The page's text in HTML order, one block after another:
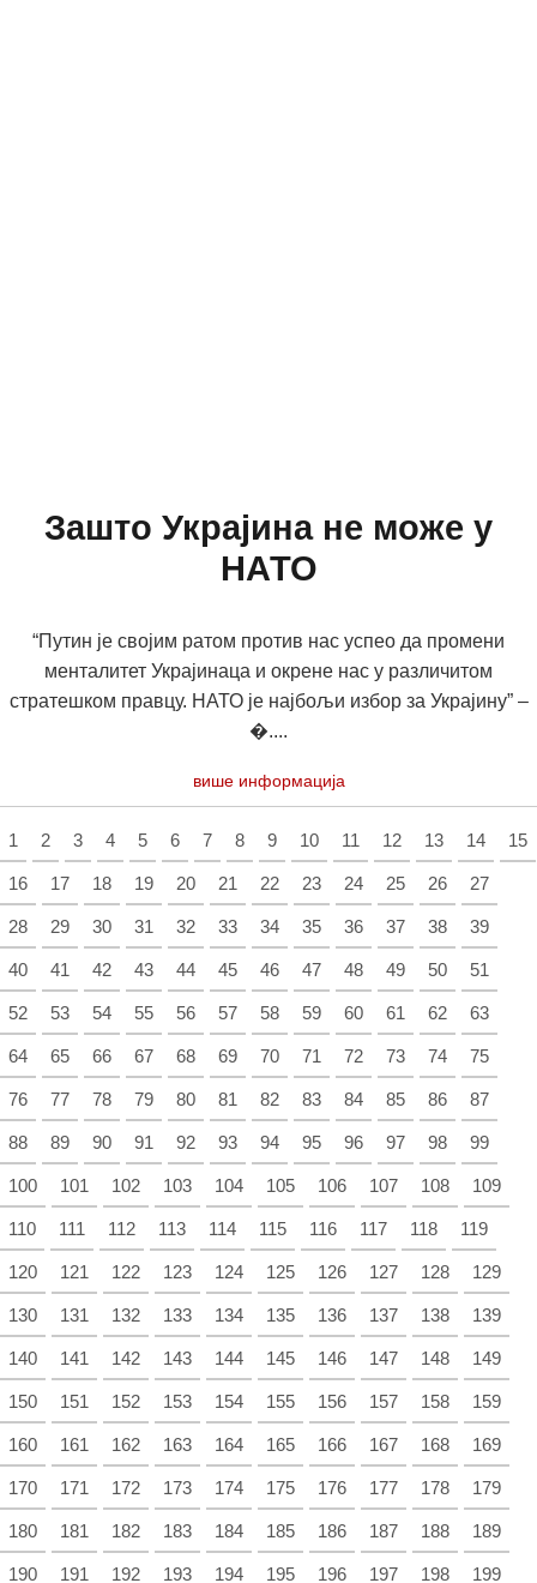
Зашто Украјина не може у
НАТО
“Путин је својим ратом против нас успео да промени
менталитет Украјинаца и окрене нас у различитом
стратешком правцу. НАТО је најбољи избор за Украјину” –
�....
више информација
1 2 3 4 5 6 7 8 9 10 11 12 13 14 15
16 17 18 19 20 21 22 23 24 25 26 27
28 29 30 31 32 33 34 35 36 37 38 39
40 41 42 43 44 45 46 47 48 49 50 51
52 53 54 55 56 57 58 59 60 61 62 63
64 65 66 67 68 69 70 71 72 73 74 75
76 77 78 79 80 81 82 83 84 85 86 87
88 89 90 91 92 93 94 95 96 97 98 99
100 101 102 103 104 105 106 107 108 109
110 111 112 113 114 115 116 117 118 119
120 121 122 123 124 125 126 127 128 129
130 131 132 133 134 135 136 137 138 139
140 141 142 143 144 145 146 147 148 149
150 151 152 153 154 155 156 157 158 159
160 161 162 163 164 165 166 167 168 169
170 171 172 173 174 175 176 177 178 179
180 181 182 183 184 185 186 187 188 189
190 191 192 193 194 195 196 197 198 199